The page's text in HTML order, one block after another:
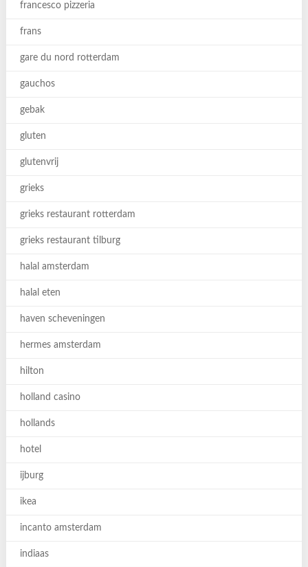
francesco pizzeria
frans
gare du nord rotterdam
gauchos
gebak
gluten
glutenvrij
grieks
grieks restaurant rotterdam
grieks restaurant tilburg
halal amsterdam
halal eten
haven scheveningen
hermes amsterdam
hilton
holland casino
hollands
hotel
ijburg
ikea
incanto amsterdam
indiaas